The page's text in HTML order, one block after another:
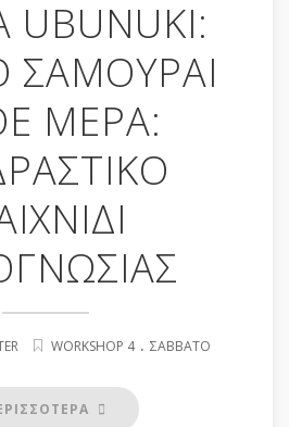
ΣΑΜΟΥΡΑΙ
ΜΕΡΑ:
WORKSHOP 4 . ΣΆΒΒΑΤΟ